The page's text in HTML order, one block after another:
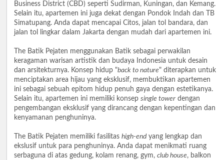
Business District (CBD) seperti Sudirman, Kuningan, dan Kemang.
Selain itu, apartemen ini juga dekat dengan Pondok Indah dan TB
Simatupang. Anda dapat mencapai Citos, jalan tol bandara, dan
jalan tol lingkar dalam Jakarta dengan mudah dari apartemen ini.
The Batik Pejaten menggunakan Batik sebagai perwakilan
keragaman warisan artistik dan budaya Indonesia untuk desain
dan arsitekturnya. Konsep hidup "back to nature" diterapkan untuk
menciptakan area hijau yang eksklusif, membuktikan apartemen
ini sebagai sebuah epitom hidup penuh gaya dengan estetikanya.
Selain itu, apartemen ini memiliki konsep single tower dengan
pengembangan eksklusif yang dirancang dengan kepentingan dan
kenyamanan penghuninya.
The Batik Pejaten memiliki fasilitas high-end yang lengkap dan
ekslusif untuk para penghuninya. Anda dapat menikmati ruang
serbaguna di atas gedung, kolam renang, gym, club house, balkon